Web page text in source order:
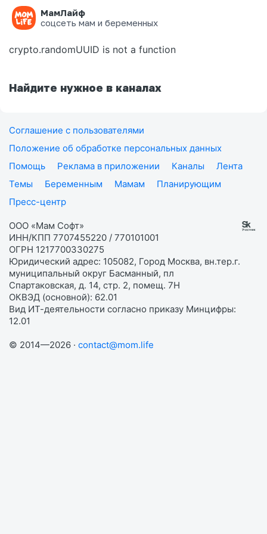
МамЛайф
соцсеть мам и беременных
Ошибка на странице
crypto.randomUUID is not a function
Найдите нужное в каналах
Соглашение с пользователями
Положение об обработке персональных данных
Помощь
Реклама в приложении Каналы
Лента
Темы
Беременным Мамам
Планирующим
Пресс-центр
ООО «Мам Софт»
ИНН/КПП 7707455220 / 770101001
ОГРН 1217700330275
Юридический адрес: 105082, Город Москва, вн.тер.г.
муниципальный округ Басманный, пл
Спартаковская, д. 14, стр. 2, помещ. 7Н
ОКВЭД (основной): 62.01
Вид ИТ-деятельности согласно приказу Минцифры:
12.01
© 2014—2026 · contact@mom.life